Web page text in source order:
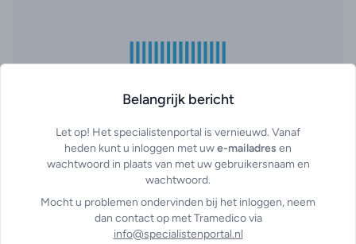
Belangrijk bericht
Let op! Het specialistenportal is vernieuwd. Vanaf
heden kunt u inloggen met uwe-mailadres en
wachtwoord in plaats van met uw gebruikersnaam en
wachtwoord.
Mocht u problemen ondervinden bij het inloggen, neem
dan contact op met Tramedico via
info@specialistenportal.nl